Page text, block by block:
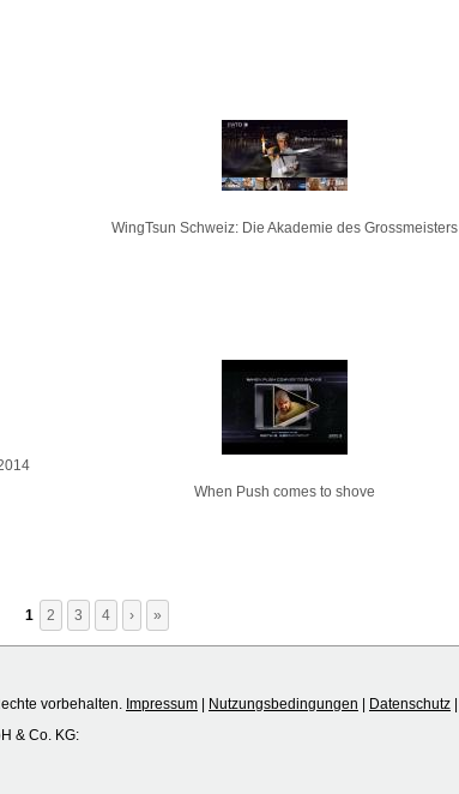
WingTsun Schweiz: Die Akademie des Grossmeisters
When Push comes to shove
1 2 3 4 › »
vorbehalten. Impressum Nutzungsbedingungen Datenschutz
& Co. KG: